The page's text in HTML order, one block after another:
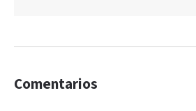
Comentarios